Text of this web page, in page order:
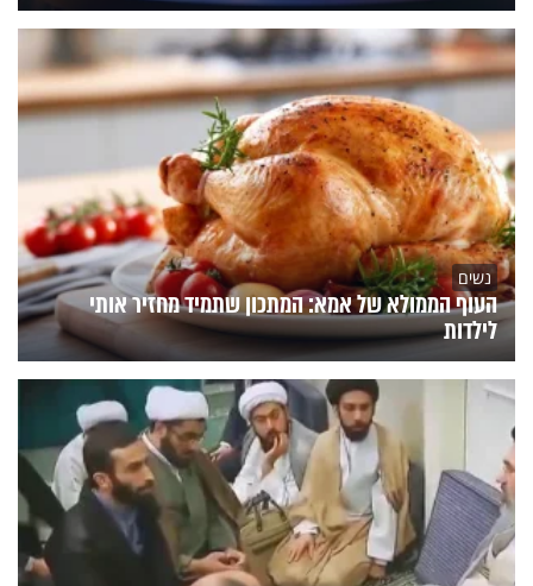
נשים
העוף הממולא של אמא: המתכון שתמיד מחזיר אותי
לילדות